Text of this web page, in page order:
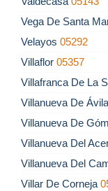
Vega De Santa
Velayos 05292
Villaflor 05357
Villafranca De La
Villanueva De Ávila
Villanueva De
Villanueva Del
Villanueva Del
Villar De Corneja